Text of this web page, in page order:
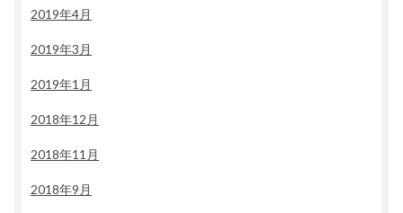
2019年4月
2019年3月
2019年1月
2018年12月
2018年11月
2018年9月